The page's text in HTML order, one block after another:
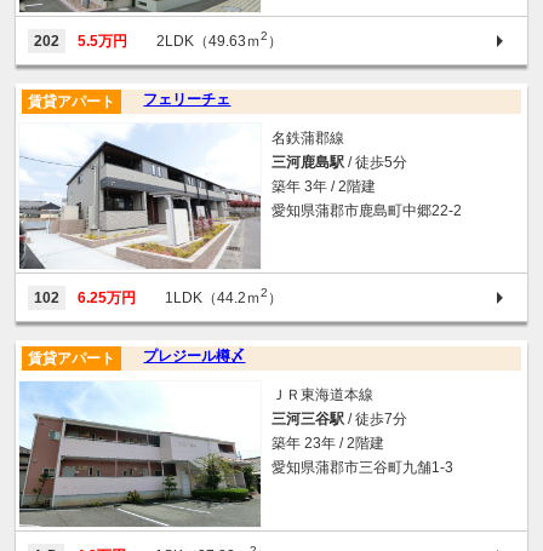
202 5.5万円 2LDK（49.63ｍ2 ）
フェリーチェ
賃貸アパート
名鉄蒲郡線
三河鹿島駅 / 徒歩5分
築年 3年 / 2階建
愛知県蒲郡市鹿島町中郷22-2
102 6.25万円 1LDK（44.2ｍ2 ）
プレジール樽〆
賃貸アパート
ＪＲ東海道本線
三河三谷駅 / 徒歩7分
築年 23年 / 2階建
愛知県蒲郡市三谷町九舗1‐3